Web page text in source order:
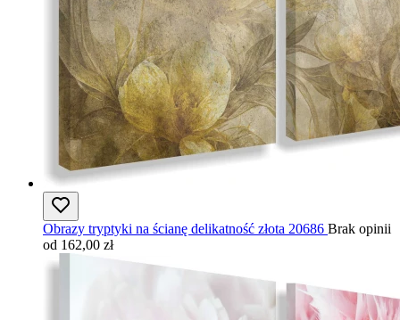
Obrazy tryptyki na ścianę delikatność złota 20686 Brak opinii
od 162,00 zł